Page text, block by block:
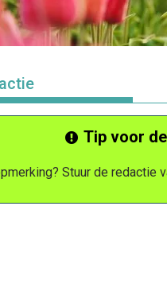
Tip voor
Stuur de redactie